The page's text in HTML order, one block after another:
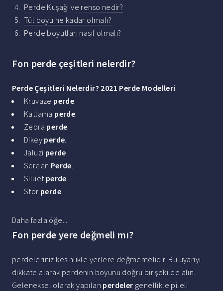
Perde Kuşağı ve renso nedir?
Tül boyu ne kadar olmalı?
Perde boyutları nasıl olmalı?
Fon perde çeşitleri nelerdir?
Perde Çeşitleri Nelerdir? 2021 Perde Modelleri
Kruvaze perde.
Katlama perde.
Zebra perde.
Dikey perde.
Jaluzi perde.
Screen Perde.
Silüet perde.
Stor perde.
Daha fazla öğe...
Fon perde yere değmeli mı?
perdeleriniz kesinlikle yerlere değmemelidir. Bu uyarıyı
dikkate alarak perdenin boyunu doğru bir şekilde alın.
Geleneksel olarak yapılan perdeler genellikle pileli